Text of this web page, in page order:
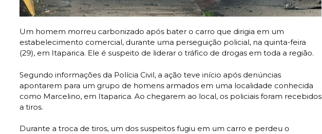
Um homem morreu carbonizado após bater o carro que dirigia em um
estabelecimento comercial, durante uma perseguição policial, na quinta-feira
(29), em Itaparica. Ele é suspeito de liderar o tráfico de drogas em toda a região.
Segundo informações da Polícia Civil, a ação teve início após denúncias
apontarem para um grupo de homens armados em uma localidade conhecida
como Marcelino, em Itaparica. Ao chegarem ao local, os policiais foram recebidos
a tiros.
Durante a troca de tiros, um dos suspeitos fugiu em um carro e perdeu o